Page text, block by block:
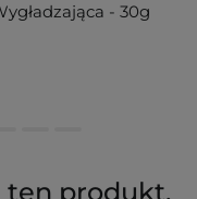
- 30g
ten produkt,